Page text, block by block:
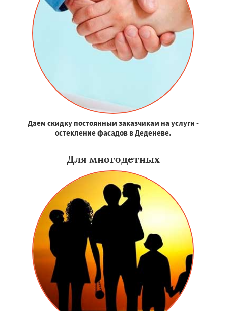
Даем скидку постоянным заказчикам на услуги -
остекление фасадов в Деденеве.
Для многодетных